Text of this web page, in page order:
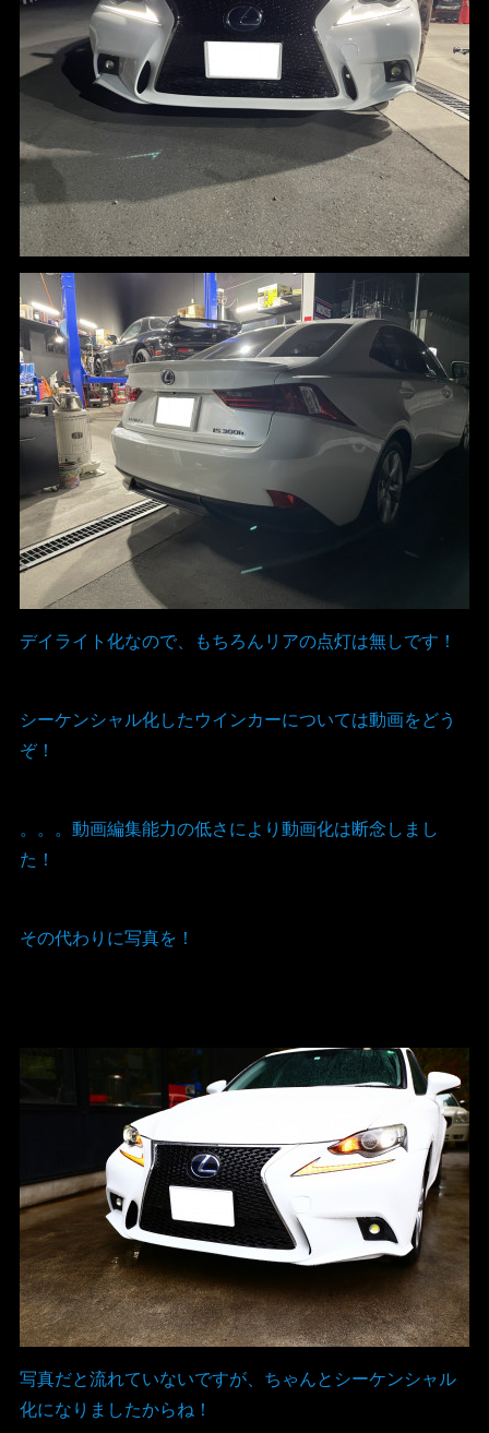
デイライト化なので、もちろんリアの点灯は無しです！
シーケンシャル化したウインカーについては動画をどう
ぞ！
。。。動画編集能力の低さにより動画化は断念しまし
た！
その代わりに写真を！
写真だと流れていないですが、ちゃんとシーケンシャル
化になりましたからね！